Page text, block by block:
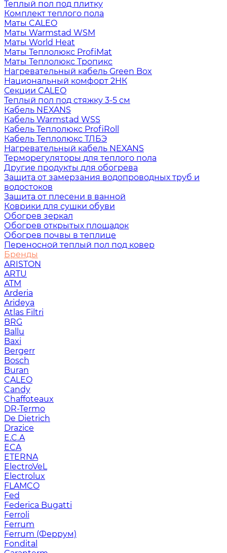
Теплый пол под плитку
Комплект теплого пола
Маты CALEO
Маты Warmstad WSM
Маты World Heat
Маты Теплолюкс ProfiMat
Маты Теплолюкс Тропикс
Нагревательный кабель Green Box
Национальный комфорт 2НК
Секции CALEO
Теплый пол под стяжку 3-5 см
Кабель NEXANS
Кабель Warmstad WSS
Кабель Теплолюкс ProfiRoll
Кабель Теплолюкс ТЛБЭ
Нагревательный кабель NEXANS
Терморегуляторы для теплого пола
Другие продукты для обогрева
Защита от замерзания водопроводных труб и
водостоков
Защита от плесени в ванной
Коврики для сушки обуви
Обогрев зеркал
Обогрев открытых площадок
Обогрев почвы в теплице
Переносной теплый пол под ковер
Бренды
ARISTON
ARTU
ATM
Arderia
Arideya
Atlas Filtri
BRG
Ballu
Baxi
Bergerr
Bosch
Buran
CALEO
Candy
Chaffoteaux
DR-Termo
De Dietrich
Drazice
E.C.A
ECA
ETERNA
ElectroVeL
Electrolux
FLAMCO
Fed
Federica Bugatti
Ferroli
Ferrum
Ferrum (Феррум)
Fondital